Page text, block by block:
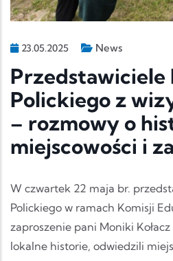
23.05.2025 News
Przedstawiciele
Polickiego z
– rozmowy o
miejscowości i
W czwartek 22 maja br.
Polickiego w ramach Komisji
zaproszenie pani Moniki
lokalne historie, odwiedzili